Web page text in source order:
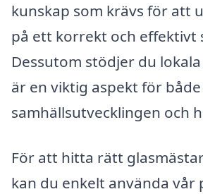
kunskap som krävs för att
på ett korrekt och effektivt
Dessutom stödjer du
är en viktig aspekt för både
samhällsutvecklingen och
För att hitta rätt
kan du enkelt använda